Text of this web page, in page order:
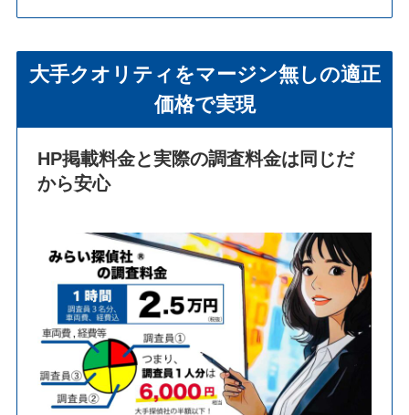
大手クオリティをマージン無しの適正
価格で実現
HP掲載料金と実際の調査料金は同じだ
から安心